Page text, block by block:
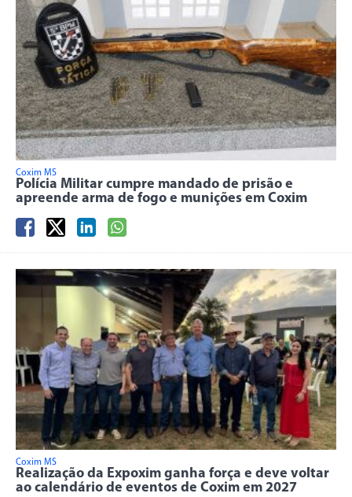
Coxim MS
Polícia Militar cumpre mandado de prisão e
apreende arma de fogo e munições em Coxim
Coxim MS
Realização da Expoxim ganha força e deve voltar
ao calendário de eventos de Coxim em 2027